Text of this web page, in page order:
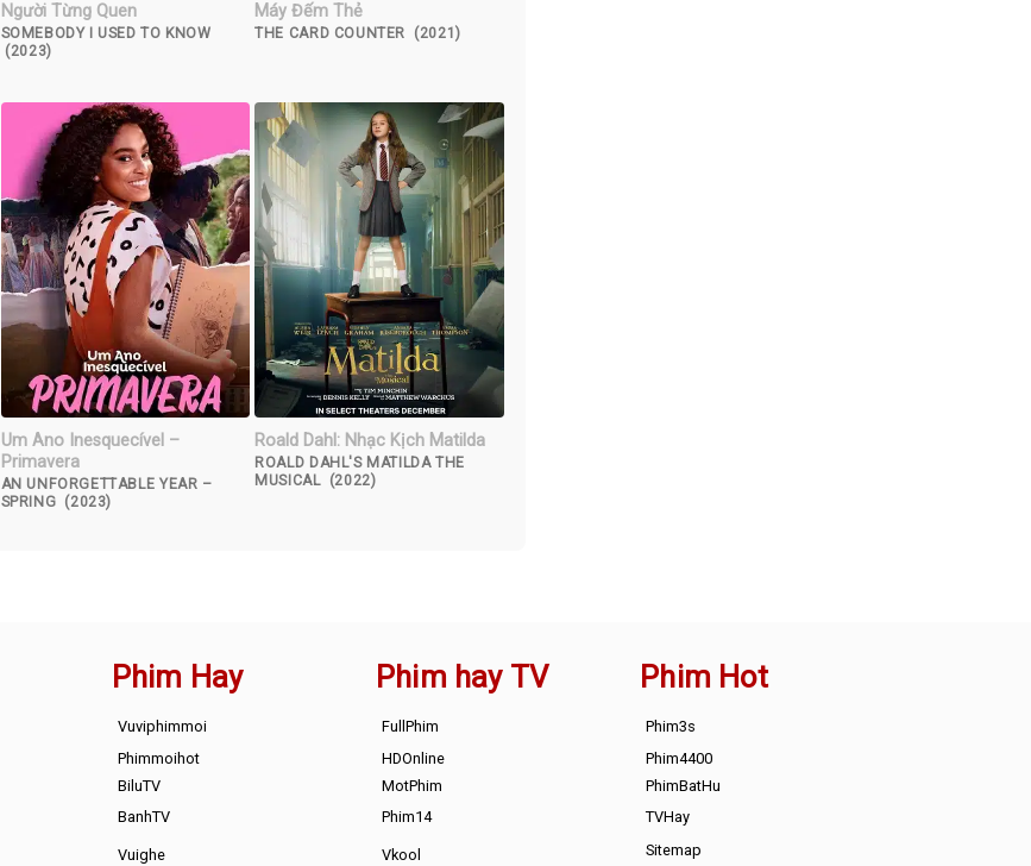
Người Từng Quen
SOMEBODY I USED TO KNOW
(2023)
Máy Đếm Thẻ
THE CARD COUNTER (2021)
Um Ano Inesquecível –
Primavera
AN UNFORGETTABLE YEAR –
SPRING (2023)
Roald Dahl: Nhạc Kịch Matilda
ROALD DAHL'S MATILDA THE
MUSICAL (2022)
Phim Hay
Vuviphimmoi
Phimmoihot
BiluTV
BanhTV
Vuighe
Phim hay TV
FullPhim
HDOnline
MotPhim
Phim14
Vkool
Phim Hot
Phim3s
Phim4400
PhimBatHu
TVHay
Sitemap